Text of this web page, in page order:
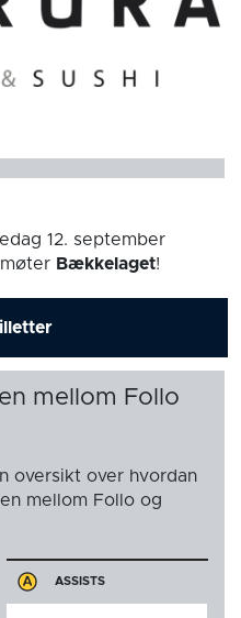
12. september
møter Bækkelaget!
mellom Follo
oversikt over hvordan
mellom Follo og
ASSISTS